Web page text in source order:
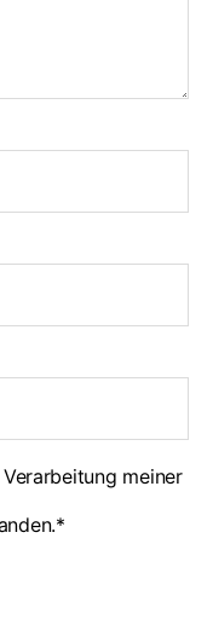
meiner